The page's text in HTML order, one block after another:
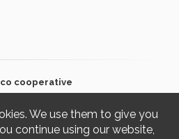
We use them to give you
continue using our website,
cooperative